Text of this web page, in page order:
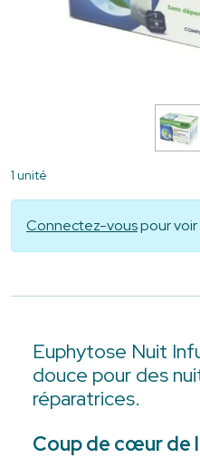
1 unité
Connectez-vouspour
Euphytose Nuit
douce pour des
réparatrices.
Coup de cœur de